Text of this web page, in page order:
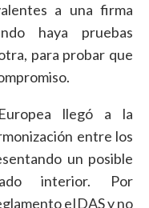
a una firma
haya pruebas
para probar que
llegó a la
entre los
un posible
interior. Por
eIDAS y no